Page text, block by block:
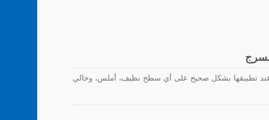
عند تطبيقها بشكل صحيح على أي سطح نظيف، أملس، وخالي